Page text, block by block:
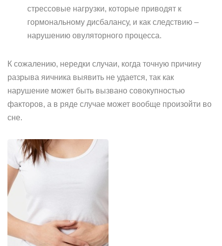
стрессовые нагрузки, которые приводят к
гормональному дисбалансу, и как следствию –
нарушению овуляторного процесса.
К сожалению, нередки случаи, когда точную причину
разрыва яичника выявить не удается, так как
нарушение может быть вызвано совокупностью
факторов, а в ряде случае может вообще произойти во
сне.